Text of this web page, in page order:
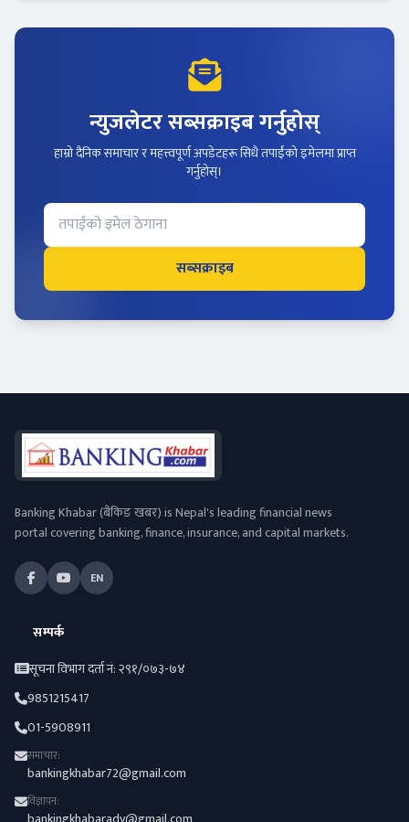
न्युजलेटर सब्सक्राइब गर्नुहोस्
हाम्रो दैनिक समाचार र महत्त्वपूर्ण अपडेटहरू सिधै तपाईंको इमेलमा प्राप्त
गर्नुहोस्।
सब्सक्राइब
Banking Khabar (बैंकिङ खबर) is Nepal's leading financial news
portal covering banking, finance, insurance, and capital markets.
EN
सम्पर्क
सूचना विभाग दर्ता नं: २९१/०७३-७४
9851215417
01-5908911
समाचार:
bankingkhabar72@gmail.com
विज्ञापन: